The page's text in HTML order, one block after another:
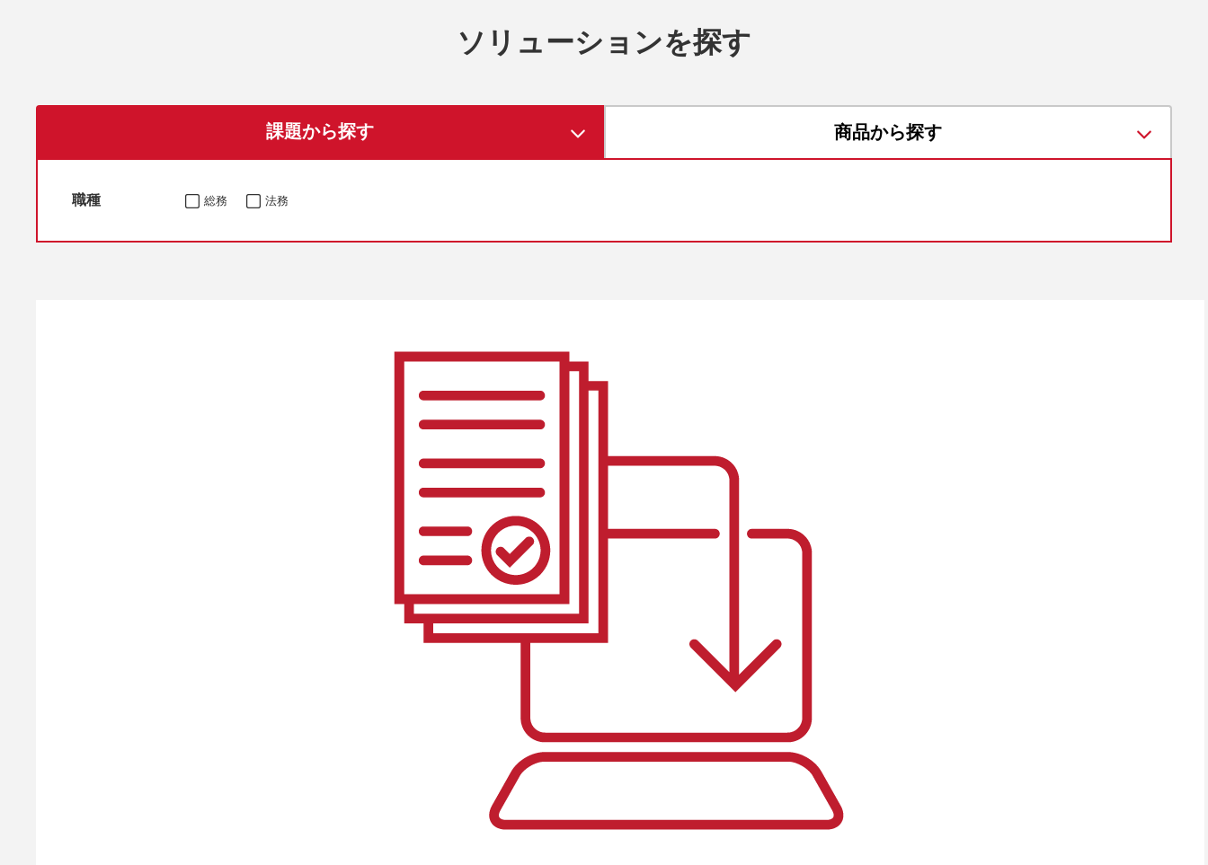
ソリューションを探す
課題から探す 商品から探す
職種 総務 法務